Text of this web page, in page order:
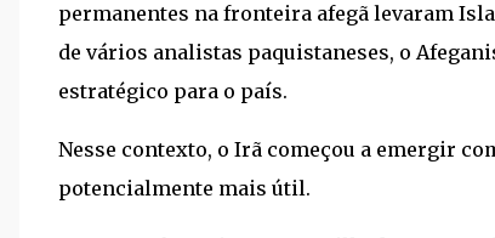
permanentes na fronteira afegã levaram
de vários analistas paquistaneses, o
estratégico para o país.
Nesse contexto, o Irã começou a emergir
potencialmente mais útil.